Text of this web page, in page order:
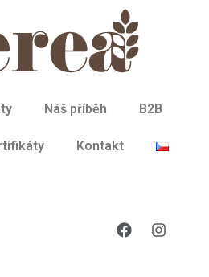
Náš příběh B2B
Kontakt